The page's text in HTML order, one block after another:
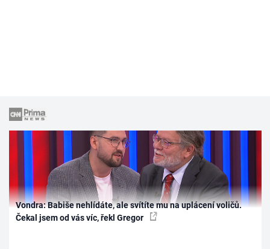
Vondra: Babiše nehlídáte, ale svítíte mu na uplácení voličů.
Čekal jsem od vás víc, řekl Gregor